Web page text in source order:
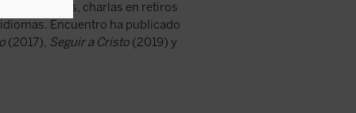
públicas, charlas en retiros
Encuentro ha publicado
(2017), Seguir a Cristo(2019) y